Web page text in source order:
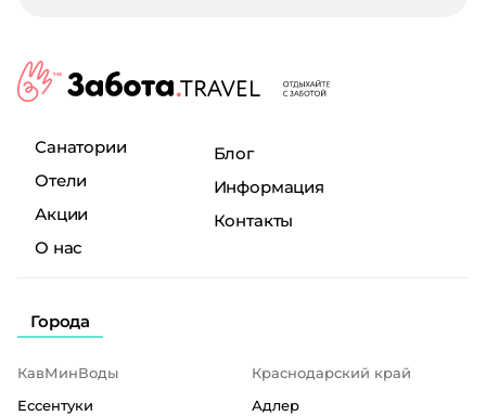
Санатории
Отели
Акции
О нас
Блог
Информация
Контакты
Города
КавМинВоды
Ессентуки
Краснодарский край
Адлер